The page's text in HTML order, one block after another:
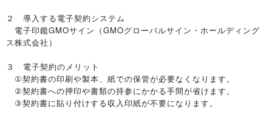
２ 導入する電子契約システム
電子印鑑GMOサイン（GMOグローバルサイン・ホールディング
ス株式会社）
３ 電子契約のメリット
①契約書の印刷や製本、紙での保管が必要なくなります。
②契約書への押印や書類の持参にかかる手間が省けます。
③契約書に貼り付けする収入印紙が不要になります。